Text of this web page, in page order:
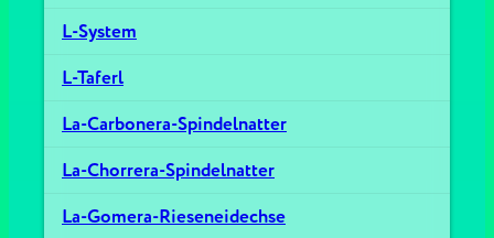
L-System
L-Taferl
La-Carbonera-Spindelnatter
La-Chorrera-Spindelnatter
La-Gomera-Rieseneidechse